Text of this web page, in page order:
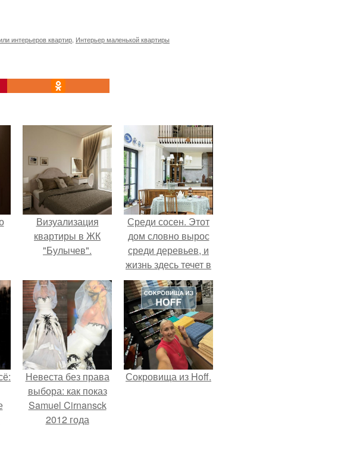
интерьеров квартир Интерьер маленькой квартиры
Визуализация
квартиры в ЖК
"Булычев".
Среди сосен. Этот
дом словно вырос
среди деревьев, и
жизнь здесь течет в
собственном ритме
- спокойно, без
спешки и лишнего
шума.
Невеста без права
выбора: как показ
Samuel Cirnansck
2012 года
Сокровища из Hoff.